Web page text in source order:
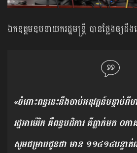
ឯកឧត្តមឧបនាយករដ្ឋមន្រ្តី បានថ្លែងឲ្យដឹ
«ចំពោះពន្ធនេះនឹងចាប់អនុវត្តន៍បន្ទាប់
រដ្ឋអាម៉េរិក គឺពន្ធបដិការ គឺធ្លាក់មក ០ភ
សូមជម្រាបជូនថា មាន ១១៤១៤បន្ទា